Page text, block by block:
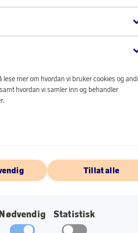
lese mer om hvordan vi bruker cookies og
hvordan vi samler inn og behandler
Tillat alle
Statistisk